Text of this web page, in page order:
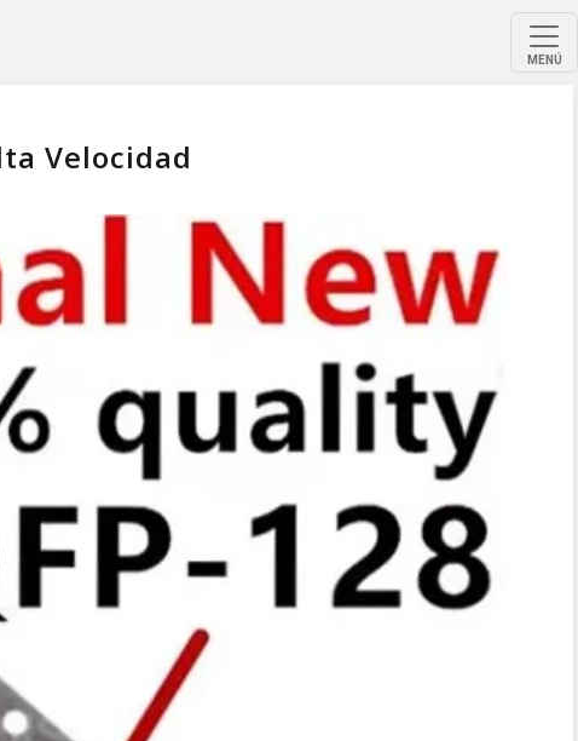
MENÚ
Velocidad